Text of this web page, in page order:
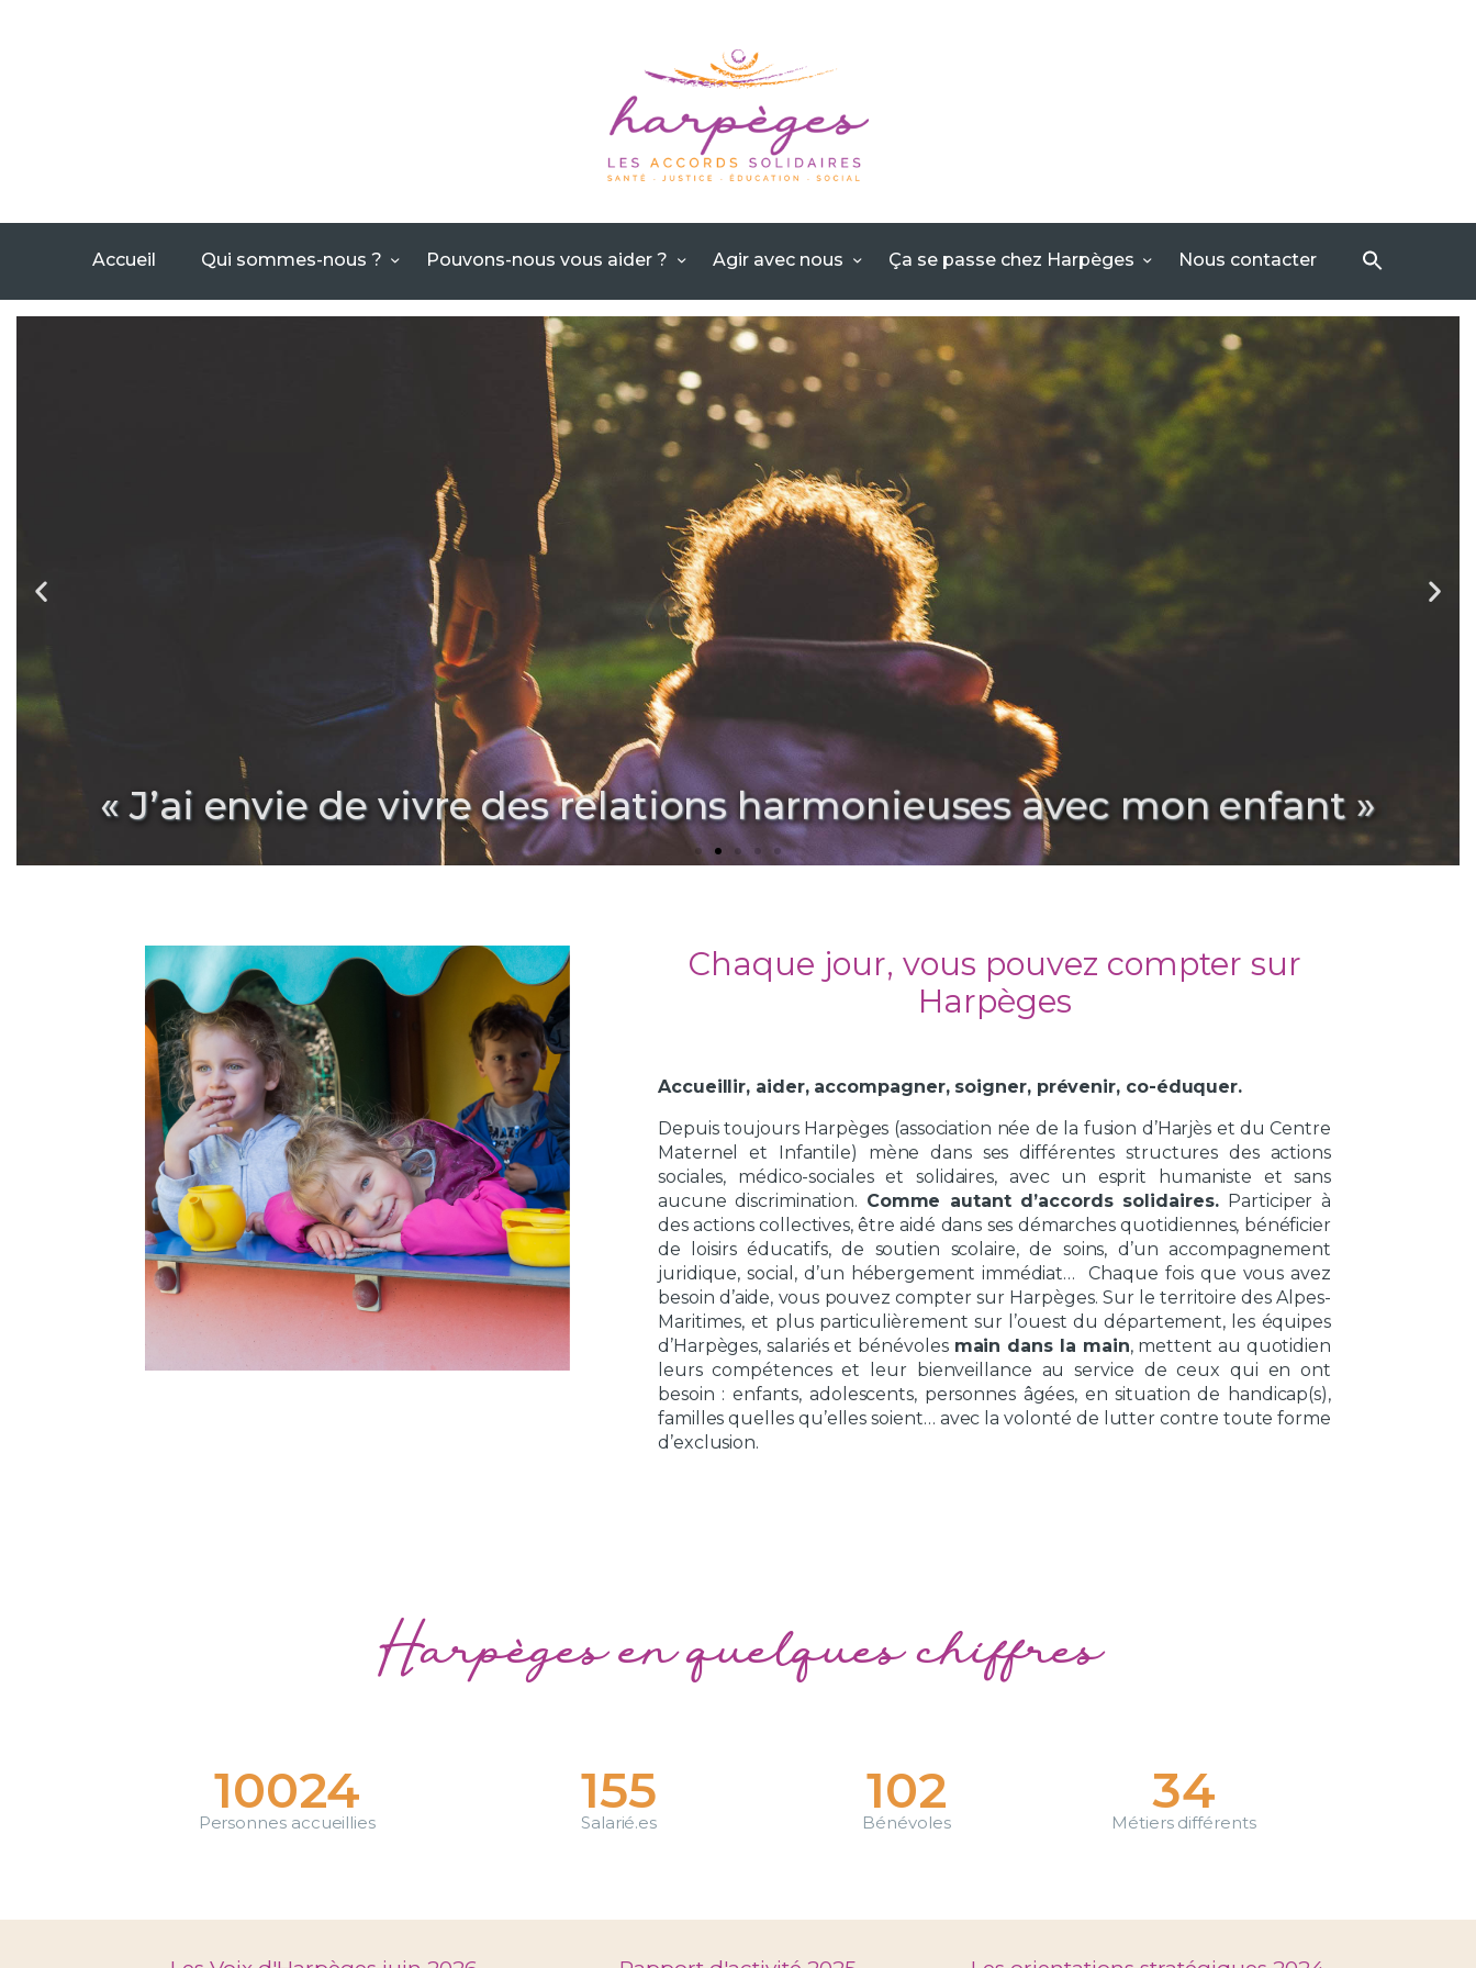
Accueil Qui sommes-nous ? Pouvons-nous vous aider ? Agir avec nous Ça se passe chez Harpèges Nous contacter
QUI SOMMES-NOUS
POUVONS-NOUS
VOUS AIDER ?
AGIR AVEC NOUS
ÇA SE PASSE CHEZ
HARPÈGES
NOUS CONTACTER
« J’ai envie de vivre des relations harmonieuses avec mon enfant »
Chaque jour, vous pouvez compter sur
Harpèges
Accueillir, aider, accompagner, soigner, prévenir, co-éduquer.
Depuis toujours Harpèges (association née de la fusion d’Harjès et du Centre
Maternel et Infantile) mène dans ses différentes structures des actions
sociales, médico-sociales et solidaires, avec un esprit humaniste et sans
aucune discrimination. Comme autant d’accords solidaires. Participer à
des actions collectives, être aidé dans ses démarches quotidiennes, bénéficier
de loisirs éducatifs, de soutien scolaire, de soins, d’un accompagnement
juridique, social, d’un hébergement immédiat… Chaque fois que vous avez
besoin d’aide, vous pouvez compter sur Harpèges. Sur le territoire des Alpes-
Maritimes, et plus particulièrement sur l’ouest du département, les équipes
d’Harpèges, salariés et bénévoles main dans la main, mettent au quotidien
leurs compétences et leur bienveillance au service de ceux qui en ont
besoin : enfants, adolescents, personnes âgées, en situation de handicap(s),
familles quelles qu’elles soient… avec la volonté de lutter contre toute forme
d’exclusion.
Harpèges en quelques chiffres
10024
Personnes accueillies
155
Salarié.es
102
Bénévoles
34
Métiers différents